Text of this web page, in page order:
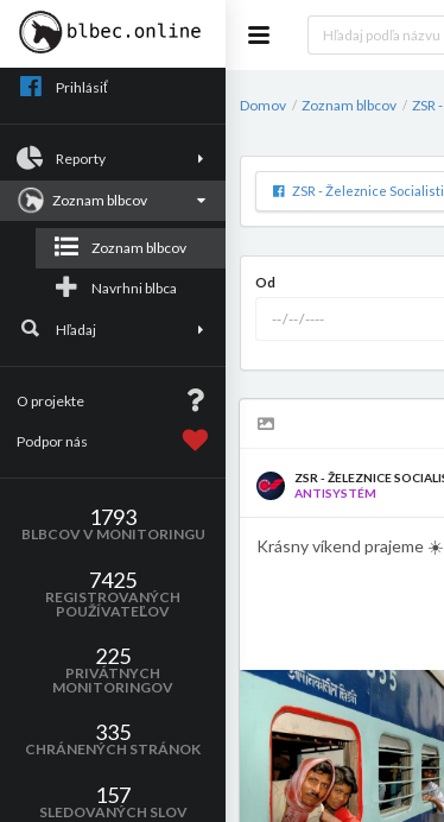
Prihlásiť
Reporty
Zoznam blbcov
Zoznam blbcov
Navrhni blbca
Hľadaj
O projekte
Podpor nás
1793
BLBCOV V MONITORINGU
7425
REGISTROVANÝCH
POUŽÍVATEĽOV
225
PRIVÁTNYCH
MONITORINGOV
335
CHRÁNENÝCH STRÁNOK
157
SLEDOVANÝCH SLOV
Domov / Zoznam blbcov / ZSR
ZSR - Železnice
Od
ZSR - ŽELEZNICE
ANTISYSTÉM
Krásny víkend prajeme ☀️